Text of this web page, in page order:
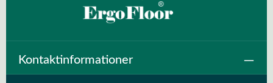
Kontaktinformationer